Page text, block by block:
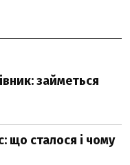
займеться
що сталося і чому